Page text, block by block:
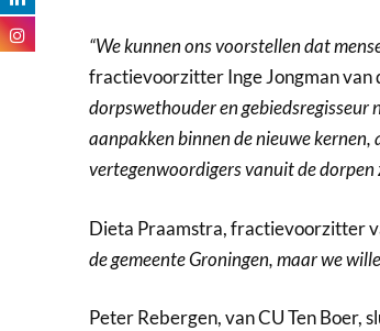
“We kunnen ons voorstellen dat
fractievoorzitter Inge Jongman van
dorpswethouder en gebiedsregisseur
aanpakken binnen de nieuwe
vertegenwoordigers vanuit de dorpen
Dieta Praamstra, fractievoorzitter
de gemeente Groningen, maar we
Peter Rebergen, van CU Ten Boer,